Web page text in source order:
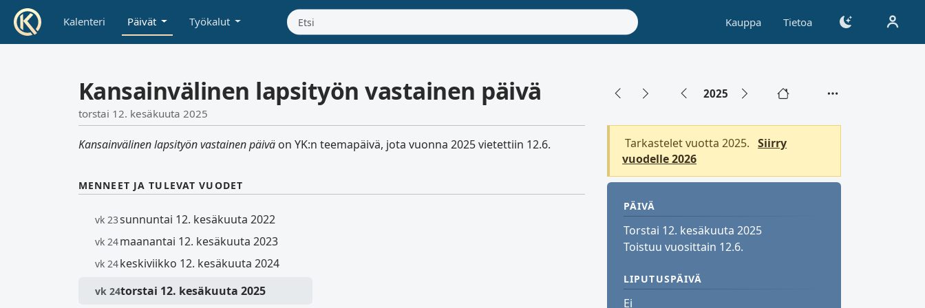
Kalenteri Päivät Työkalut Kauppa Tietoa
Kansainvälinen lapsityön vastainen päivä
torstai 12. kesäkuuta 2025
2025
Kansainvälinen lapsityön vastainen päivä on YK:n teemapäivä, jota vuonna 2025 vietettiin 12.6.
MENNEET JA TULEVAT VUODET
vk 23sunnuntai 12. kesäkuuta 2022
vk 24maanantai 12. kesäkuuta 2023
vk 24keskiviikko 12. kesäkuuta 2024
vk 24torstai 12. kesäkuuta 2025
Tarkastelet vuotta 2025. Siirry
vuodelle 2026
PÄIVÄ
Torstai 12. kesäkuuta 2025
Toistuu vuosittain 12.6.
LIPUTUSPÄIVÄ
Ei